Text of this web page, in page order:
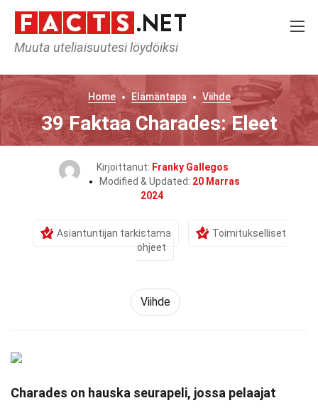
Muuta uteliaisuutesi löydöiksi
Home Elämäntapa Viihde
39 Faktaa Charades: Eleet
Kirjoittanut: Franky Gallegos
Modified & Updated: 20 Marras
2024
Asiantuntijan tarkistama
Toimitukselliset
ohjeet
Viihde
Charades on hauska seurapeli, jossa pelaajat